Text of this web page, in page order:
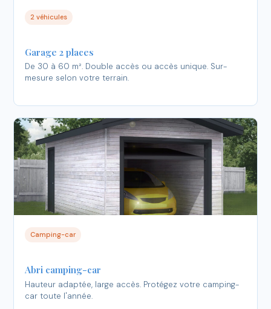
2 véhicules
Garage 2 places
De 30 à 60 m². Double accès ou accès unique. Sur-
mesure selon votre terrain.
Camping-car
Abri camping-car
Hauteur adaptée, large accès. Protégez votre camping-
car toute l'année.